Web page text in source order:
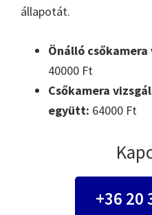
állapotát.
Önálló
40000 Ft
Csőkamera
együtt: 64000 Ft
+36 20